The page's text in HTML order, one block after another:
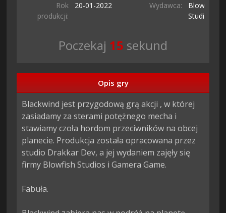
Rok
produkcji:
20-01-2022 Wydawca:
Blowfish
Studios
Poczekaj 14 sekund
Opis gry
Blackwind jest przygodową grą akcji , w której
zasiadamy za sterami potężnego mecha i
stawiamy czoła hordom przeciwników na obcej
planecie. Produkcja została opracowana przez
studio Drakkar Dev, a jej wydaniem zajęły się
firmy Blowfish Studios i Gamera Game.
Fabuła.